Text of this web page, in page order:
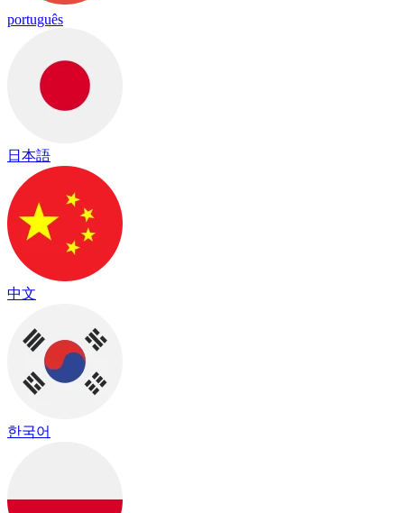
português
日本語
中文
한국어